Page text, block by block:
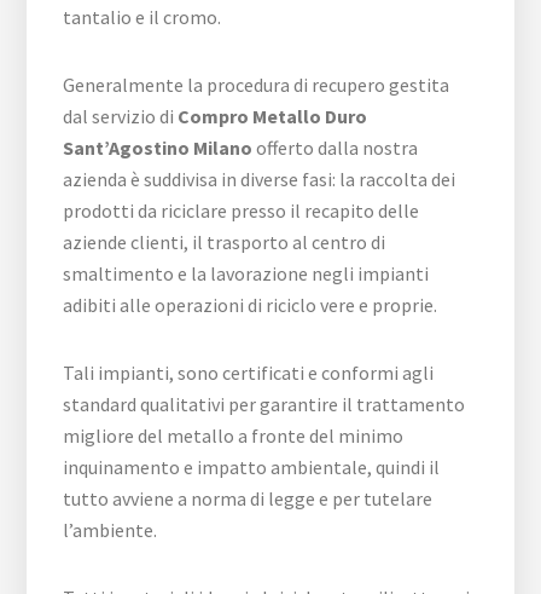
tantalio e il cromo.
Generalmente la procedura di recupero gestita
dal servizio di Compro Metallo Duro
Sant’Agostino Milanoofferto dalla nostra
azienda è suddivisa in diverse fasi: la raccolta dei
prodotti da riciclare presso il recapito delle
aziende clienti, il trasporto al centro di
smaltimento e la lavorazione negli impianti
adibiti alle operazioni di riciclo vere e proprie.
Tali impianti, sono certificati e conformi agli
standard qualitativi per garantire il trattamento
migliore del metallo a fronte del minimo
inquinamento e impatto ambientale, quindi il
tutto avviene a norma di legge e per tutelare
l’ambiente.